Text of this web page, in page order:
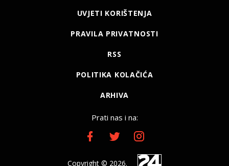
UVJETI KORIŠTENJA
PRAVILA PRIVATNOSTI
RSS
POLITIKA KOLAČIĆA
ARHIVA
Prati nas i na:
Copyright © 2026.